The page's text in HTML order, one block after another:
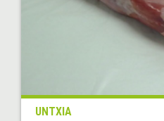
UNTXIA